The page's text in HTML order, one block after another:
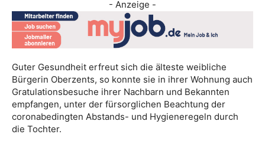
- Anzeige -
Guter Gesundheit erfreut sich die älteste weibliche
Bürgerin Oberzents, so konnte sie in ihrer Wohnung auch
Gratulationsbesuche ihrer Nachbarn und Bekannten
empfangen, unter der fürsorglichen Beachtung der
coronabedingten Abstands- und Hygieneregeln durch
die Tochter.